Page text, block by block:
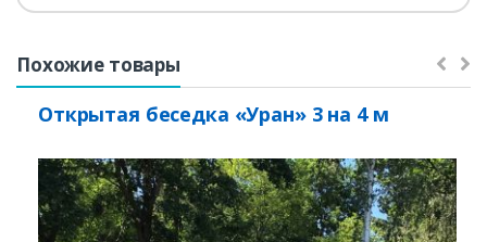
Похожие товары
Открытая беседка «Уран» 3 на 4 м